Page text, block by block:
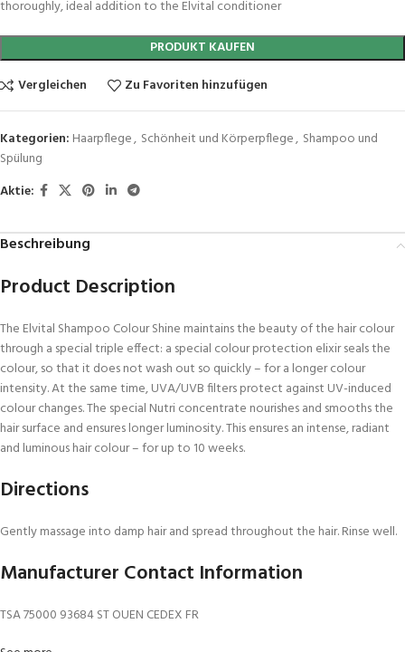
thoroughly, ideal addition to the Elvital conditioner
PRODUKT KAUFEN
Vergleichen
Zu Favoriten hinzufügen
Kategorien: Haarpflege, Schönheit und Körperpflege, Shampoo und
Spülung
Aktie:
Beschreibung
Product Description
The Elvital Shampoo Colour Shine maintains the beauty of the hair colour
through a special triple effect: a special colour protection elixir seals the
colour, so that it does not wash out so quickly – for a longer colour
intensity. At the same time, UVA/UVB filters protect against UV-induced
colour changes. The special Nutri concentrate nourishes and smooths the
hair surface and ensures longer luminosity. This ensures an intense, radiant
and luminous hair colour – for up to 10 weeks.
Directions
Gently massage into damp hair and spread throughout the hair. Rinse well.
Manufacturer Contact Information
TSA 75000 93684 ST OUEN CEDEX FR